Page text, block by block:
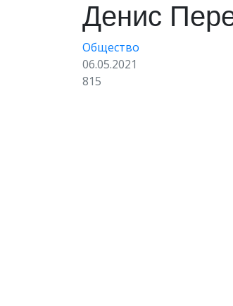
Денис
Общество
06.05.2021
815